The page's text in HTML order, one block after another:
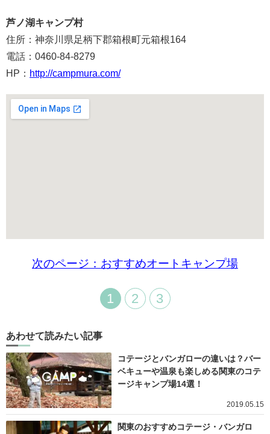
芦ノ湖キャンプ村
住所：神奈川県足柄下郡箱根町元箱根164
電話：0460-84-8279
HP： http://campmura.com/
次のページ：おすすめオートキャンプ場
1 2 3
あわせて読みたい記事
コテージとバンガローの違いは？バー
ベキューや温泉も楽しめる関東のコテ
ージキャンプ場14選！
2019.05.15
関東のおすすめコテージ・バンガロ